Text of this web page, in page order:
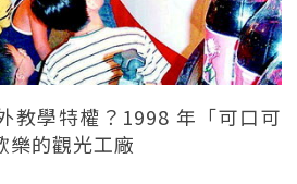
教學特權？1998 年「可口可
樂的觀光工廠